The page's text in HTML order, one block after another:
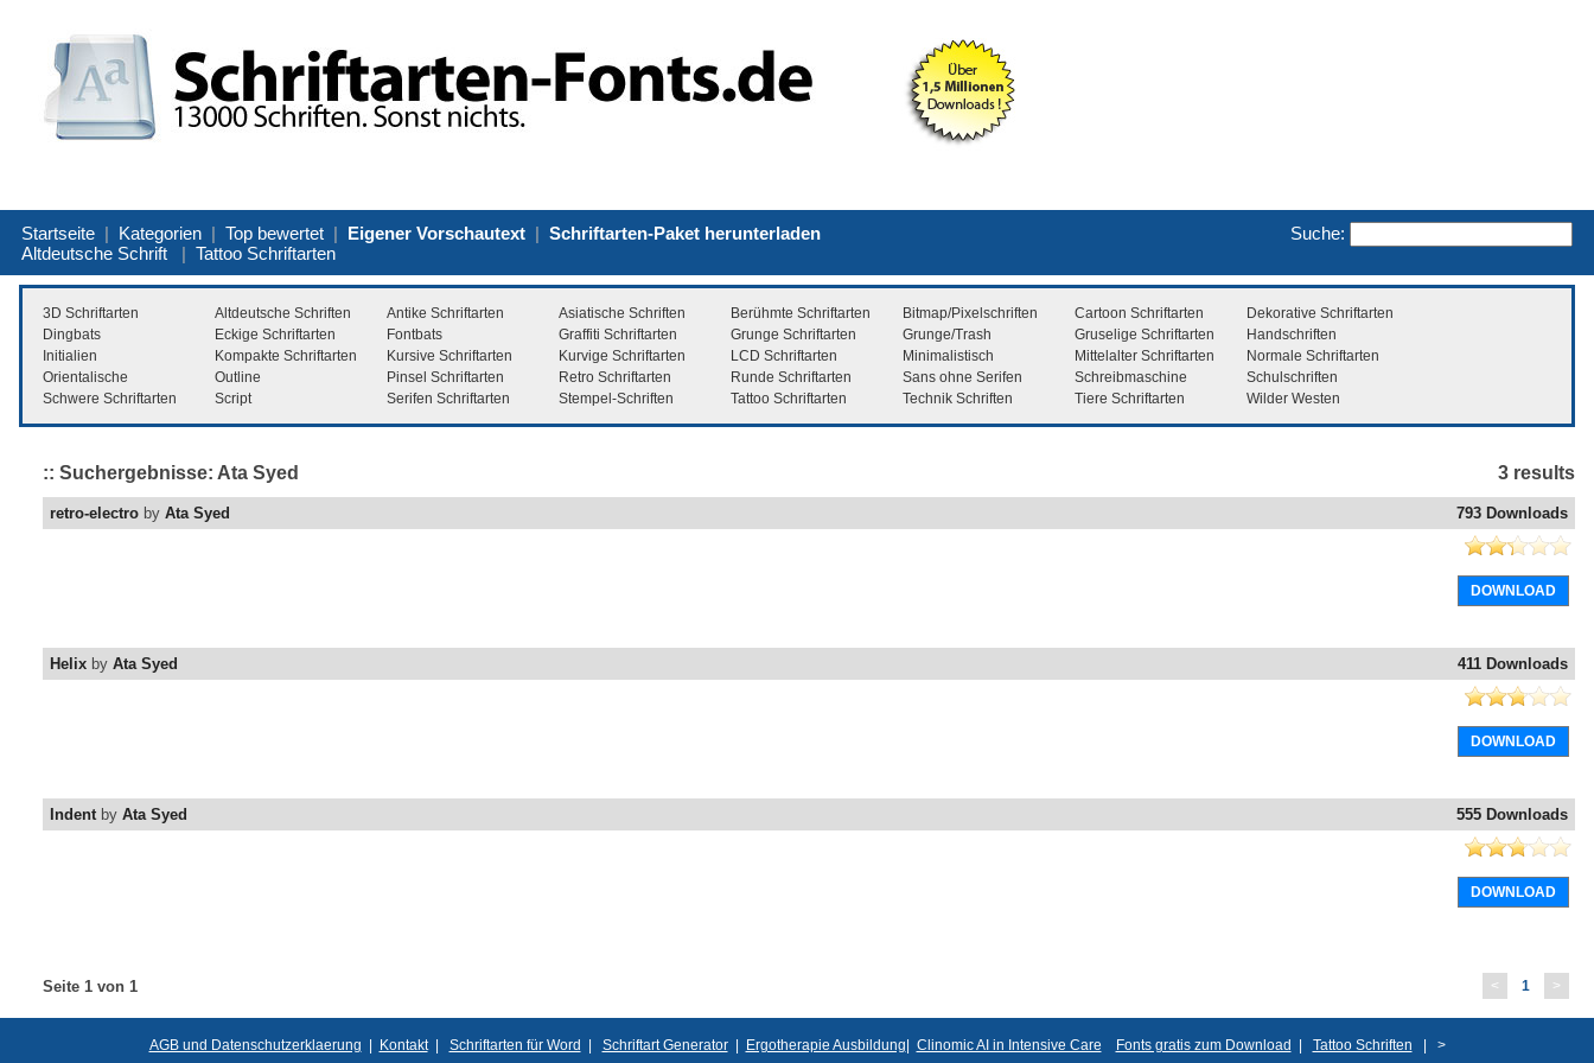
Suche:
Startseite | Kategorien | Top bewertet | Eigener Vorschautext | Schriftarten-Paket herunterladen
Altdeutsche Schrift | Tattoo Schriftarten
3D Schriftarten Altdeutsche Schriften Antike Schriftarten Asiatische Schriften Berühmte Schriftarten Bitmap/Pixelschriften Cartoon Schriftarten
Dekorative Schriftarten
Dingbats
Eckige Schriftarten Fontbats Graffiti Schriftarten Grunge Schriftarten Grunge/Trash Gruselige Schriftarten
Handschriften
Initialien
Kompakte Schriftarten Kursive Schriftarten Kurvige Schriftarten LCD Schriftarten Minimalistisch Mittelalter Schriftarten
Normale Schriftarten
Orientalische
Outline Pinsel Schriftarten Retro Schriftarten Runde Schriftarten Sans ohne Serifen Schreibmaschine
Schulschriften
Schwere Schriftarten
Script Serifen Schriftarten Stempel-Schriften Tattoo Schriftarten Technik Schriften Tiere Schriftarten Wilder Westen
3 results
:: Suchergebnisse: Ata Syed
793 Downloads
retro-electro by Ata Syed
DOWNLOAD
411 Downloads
Helix by Ata Syed
DOWNLOAD
555 Downloads
Indentby Ata Syed
DOWNLOAD
< 1 >
Seite 1 von 1
AGB und Datenschutzerklaerung | Kontakt| Schriftarten für Word | Schriftart Generator| Ergotherapie Ausbildung| Clinomic AI in Intensive Care Fonts gratis zum Download | Tattoo Schriften | >